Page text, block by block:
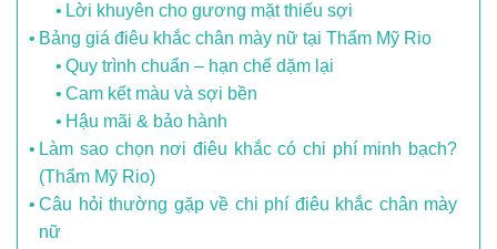
Lời khuyên cho gương mặt thiếu sợi
Bảng giá điêu khắc chân mày nữ tại Thẩm Mỹ Rio
Quy trình chuẩn – hạn chế dặm lại
Cam kết màu và sợi bền
Hậu mãi & bảo hành
Làm sao chọn nơi điêu khắc có chi phí minh bạch?
(Thẩm Mỹ Rio)
Câu hỏi thường gặp về chi phí điêu khắc chân mày
nữ